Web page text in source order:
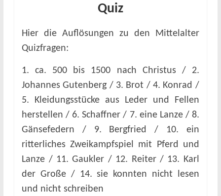
Quiz
Hier die Auflösungen zu den Mittelalter
Quizfragen:
1. ca. 500 bis 1500 nach Christus / 2.
Johannes Gutenberg / 3. Brot / 4. Konrad /
5. Kleidungsstücke aus Leder und Fellen
herstellen / 6. Schaffner / 7. eine Lanze / 8.
Gänsefedern / 9. Bergfried / 10. ein
ritterliches Zweikampfspiel mit Pferd und
Lanze / 11. Gaukler / 12. Reiter / 13. Karl
der Große / 14. sie konnten nicht lesen
und nicht schreiben